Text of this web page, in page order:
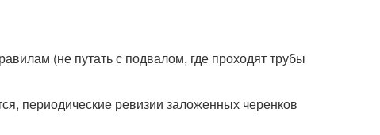
(не путать с подвалом, где проходят трубы
периодические ревизии заложенных черенков